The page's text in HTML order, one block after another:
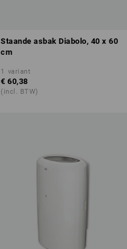
Staande asbak Diabolo, 40 x 60
cm
1 variant
€ 60,38
(incl. BTW)